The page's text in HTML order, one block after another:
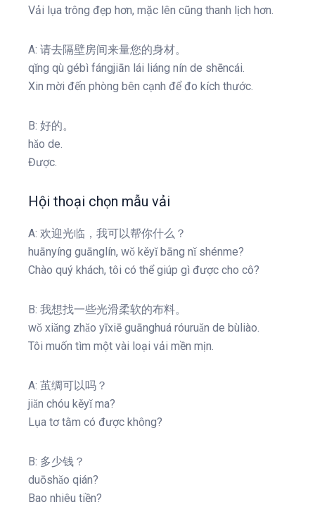
Vải lụa trông đẹp hơn, mặc lên cũng thanh lịch hơn.
A: 请去隔壁房间来量您的身材。
qǐng qù gébì fángjiān lái liáng nín de shēncái.
Xin mời đến phòng bên cạnh để đo kích thước.
B: 好的。
hǎo de.
Được.
Hội thoại chọn mẫu vải
A: 欢迎光临，我可以帮你什么？
huānyíng guānglín, wǒ kěyǐ bāng nǐ shénme?
Chào quý khách, tôi có thể giúp gì được cho cô?
B: 我想找一些光滑柔软的布料。
wǒ xiǎng zhǎo yīxiē guānghuá róuruǎn de bùliào.
Tôi muốn tìm một vài loại vải mền mịn.
A: 茧绸可以吗？
jiǎn chóu kěyǐ ma?
Lụa tơ tằm có được không?
B: 多少钱？
duōshǎo qián?
Bao nhiêu tiền?